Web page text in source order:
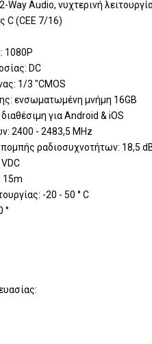
Way Audio, νυχτερινή
C (CEE 7/16)
1080P
DC
1/3 "CMOS
ενσωματωμένη μνήμη 16GB
για Android & iOS
2400 - 2483,5 MHz
ραδιοσυχνοτήτων: 18,5
15m
-20 - 50 ° C
°